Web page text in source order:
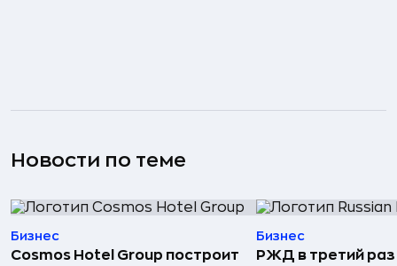
Новости по теме
Бизнес
Cosmos Hotel Group построит
Бизнес
РЖД в третий